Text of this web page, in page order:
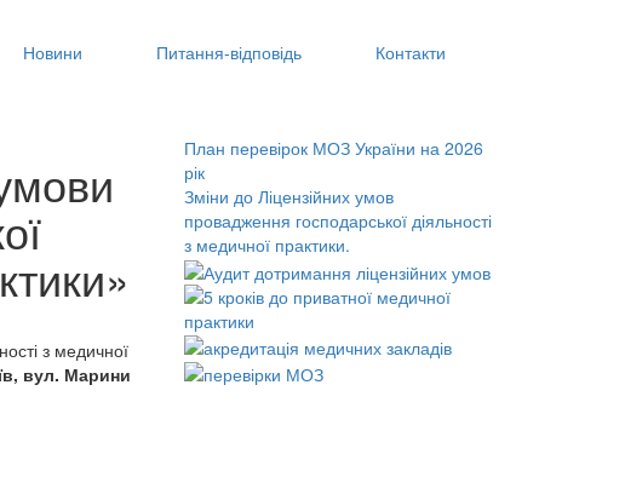
Новини Питання‑відповідь Контакти
з медичної
вул. Марини
План перевірок МОЗ України на 2026
рік
Зміни до Ліцензійних умов
провадження господарської діяльності
з медичної практики.